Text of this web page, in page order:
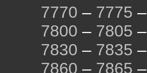
7770 – 7775 –
7800 – 7805 –
7830 – 7835 –
7860 – 7865 –